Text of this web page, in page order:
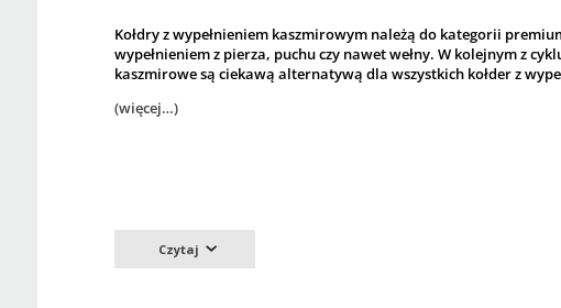
Kołdry z wypełnieniem kaszmirowym należą do kategorii
wypełnieniem z pierza, puchu czy nawet wełny. W kolejnym z
kaszmirowe są ciekawą alternatywą dla wszystkich kołder z
(więcej…)
Czytaj